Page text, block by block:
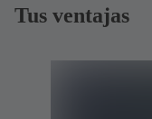
Tus ventajas